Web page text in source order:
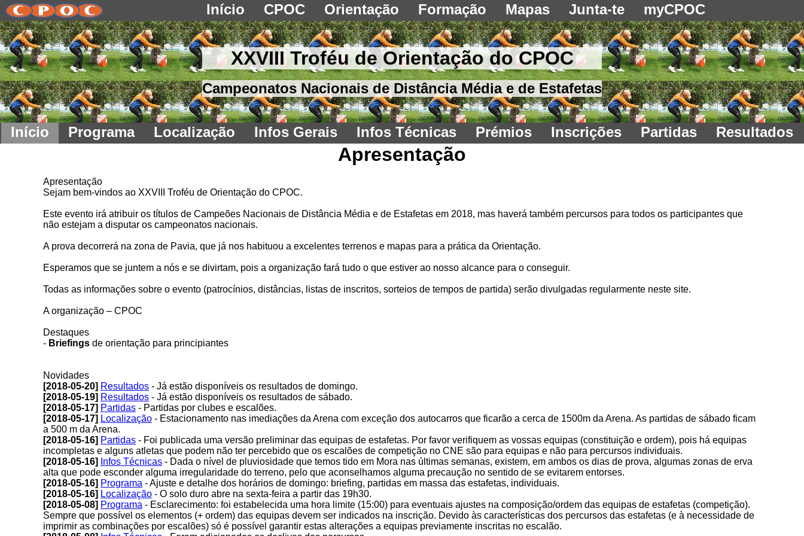
Início CPOC Orientação Formação Mapas Junta-te myCPOC
XXVIII Troféu de Orientação do CPOC
Campeonatos Nacionais de Distância Média e de Estafetas
Início Programa Localização Infos Gerais Infos Técnicas Prémios Inscrições Partidas Resultados
Apresentação
Apresentação
Sejam bem-vindos ao XXVIII Troféu de Orientação do CPOC.
Este evento irá atribuir os títulos de Campeões Nacionais de Distância Média e de Estafetas em 2018, mas haverá também percursos para todos os participantes que
não estejam a disputar os campeonatos nacionais.
A prova decorrerá na zona de Pavia, que já nos habituou a excelentes terrenos e mapas para a prática da Orientação.
Esperamos que se juntem a nós e se divirtam, pois a organização fará tudo o que estiver ao nosso alcance para o conseguir.
Todas as informações sobre o evento (patrocínios, distâncias, listas de inscritos, sorteios de tempos de partida) serão divulgadas regularmente neste site.
A organização – CPOC
Destaques
- Briefings de orientação para principiantes
Novidades
[2018-05-20] Resultados - Já estão disponíveis os resultados de domingo.
[2018-05-19] Resultados - Já estão disponíveis os resultados de sábado.
[2018-05-17] Partidas - Partidas por clubes e escalões.
[2018-05-17] Localização - Estacionamento nas imediações da Arena com exceção dos autocarros que ficarão a cerca de 1500m da Arena. As partidas de sábado ficam
a 500 m da Arena.
[2018-05-16] Partidas - Foi publicada uma versão preliminar das equipas de estafetas. Por favor verifiquem as vossas equipas (constituição e ordem), pois há equipas
incompletas e alguns atletas que podem não ter percebido que os escalões de competição no CNE são para equipas e não para percursos individuais.
[2018-05-16]
Infos Técnicas - Dada o nível de pluviosidade que temos tido em Mora nas últimas semanas, existem, em ambos os dias de prova, algumas zonas de erva
alta que pode esconder alguma irregularidade do terreno, pelo que aconselhamos alguma precaução no sentido de se evitarem entorses.
[2018-05-16] Programa - Ajuste e detalhe dos horários de domingo: briefing, partidas em massa das estafetas, individuais.
[2018-05-16] Localização - O solo duro abre na sexta-feira a partir das 19h30.
[2018-05-08] Programa - Esclarecimento: foi estabelecida uma hora limite (15:00) para eventuais ajustes na composição/ordem das equipas de estafetas (competição).
Sempre que possível os elementos (+ ordem) das equipas devem ser indicados na inscrição. Devido às características dos percursos das estafetas (e à necessidade de
imprimir as combinações por escalões) só é possível garantir estas alterações a equipas previamente inscritas no escalão.